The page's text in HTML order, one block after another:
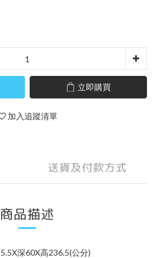
立即購買
加入追蹤清單
送貨及付款方式
商品描述
深60X高236.5(公分)